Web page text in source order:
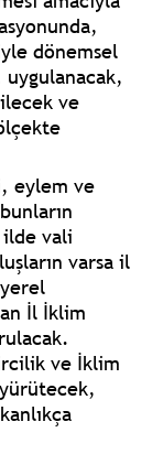
dönemsel
ve
eylem ve
ilde vali
varsa il
İl İklim
ve İklim